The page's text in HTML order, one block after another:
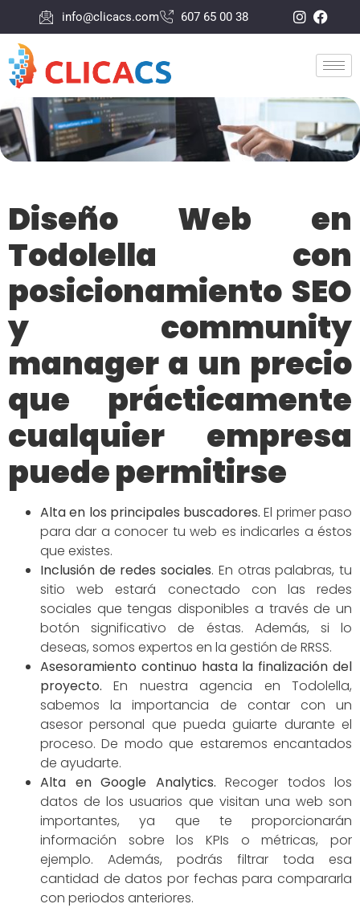
info@clicacs.com 607 65 00 38
Diseño Web en
Todolella con
posicionamiento SEO
y community
manager a un precio
que prácticamente
cualquier empresa
puede permitirse
Alta en los principales buscadores. El primer paso
para dar a conocer tu web es indicarles a éstos
que existes.
Inclusión de redessociales. En otras palabras, tu
sitio web estará conectado con las redes
sociales que tengas disponibles a través de un
botón significativo de éstas. Además, si lo
deseas, somos expertos en la gestión de RRSS.
Asesoramiento continuo hasta la finalización del
proyecto. En nuestra agencia en Todolella,
sabemos la importancia de contar con un
asesor personal que pueda guiarte durante el
proceso. De modo que estaremos encantados
de ayudarte.
Alta en Google Analytics. Recoger todos los
datos de los usuarios que visitan una web son
importantes, ya que te proporcionarán
información sobre los KPIs o métricas, por
ejemplo. Además, podrás filtrar toda esa
cantidad de datos por fechas para compararla
con periodos anteriores.